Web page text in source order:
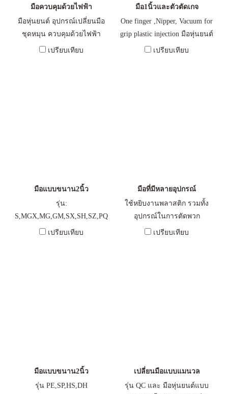
มือควบคุมด้วยไฟฟ้า
มือหุ่นยนต์ อุปกรณ์เปลี่ยนมือ
ชุดหมุน ควบคุมด้วยไฟฟ้า
เปรียบเทียบ
มือ1นิ้วและตัวตัดเกจ
One finger ,Nipper, Vacuum for
grip plastic injection มือหุ่นยนต์
แบบนิ้วเดียว และ ตัวตัดเกจ
เปรียบเทียบ
มือแบบขนาน2นิ้ว
รุ่น:
S,MGX,MG,GM,SX,SH,SZ,PQ
เปรียบเทียบ
มือที่มีหลายอุปกรณ์
ใช้หยิบงานพลาสติก รวมทั้ง
อุปกรณ์ในการตัดพวก
Nipper,Cutter
เปรียบเทียบ
มือแบบขนาน2นิ้ว
รุ่น PE,SP,HS,DH
เปลี่ยนมือแบบแมนวล
รุ่น QC และ มือหุ่นยนต์แบบ